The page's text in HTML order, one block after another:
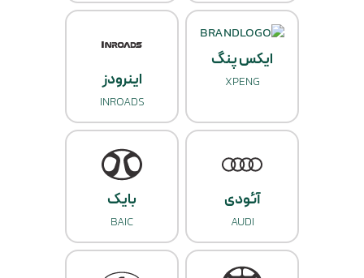
ایکس‌ پنگ
XPENG اینرودز
INROADS
آئودی
AUDI
بایک
BAIC